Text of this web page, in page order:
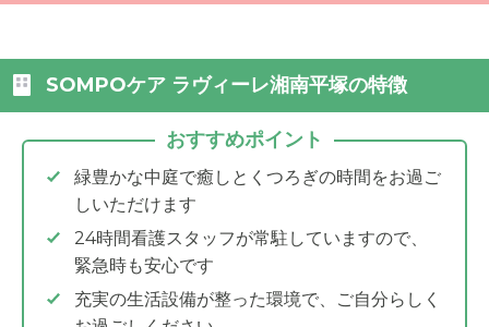
SOMPOケア ラヴィーレ湘南平塚の特徴
おすすめポイント
緑豊かな中庭で癒しとくつろぎの時間をお過ご
しいただけます
24時間看護スタッフが常駐していますので、
緊急時も安心です
充実の生活設備が整った環境で、ご自分らしく